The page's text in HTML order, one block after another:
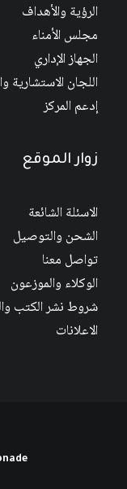
الرؤية والأهداف
مجلس الأمناء
الجهاز الإداري
اللجان الاستشارية
إدعم المركز
زوار الموقع
الاسئلة الشائعة
الشحن والتوصيل
تواصل معنا
الوكلاء والموزعون
شروط نشر الكتب
الاعلانات